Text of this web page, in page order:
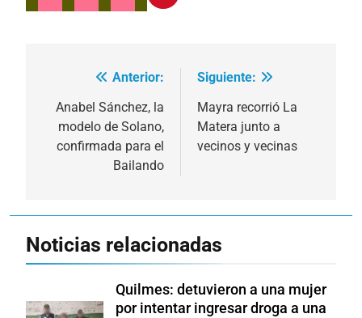
Navegación
de
entradas
Anterior:
Anabel Sánchez, la
modelo de Solano,
confirmada para el
Bailando
Siguiente:
Mayra recorrió La
Matera junto a
vecinos y vecinas
Noticias relacionadas
Quilmes: detuvieron a una mujer
por intentar ingresar droga a una